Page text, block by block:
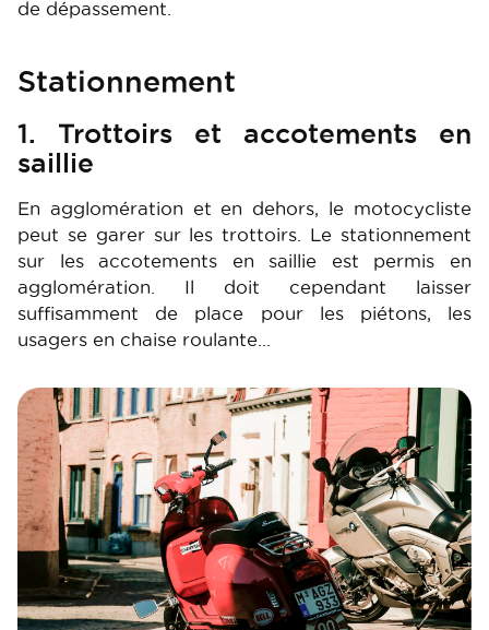
de dépassement.
Stationnement
1. Trottoirs et accotements en
saillie
En agglomération et en dehors, le motocycliste
peut se garer sur les trottoirs. Le stationnement
sur les accotements en saillie est permis en
agglomération. Il doit cependant laisser
suffisamment de place pour les piétons, les
usagers en chaise roulante…
Image